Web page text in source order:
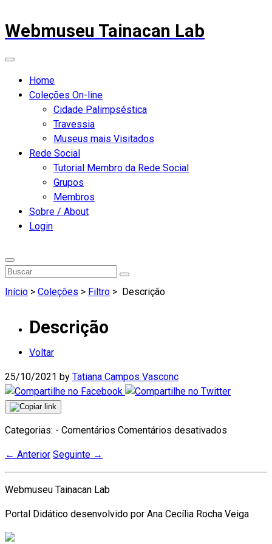
Webmuseu Tainacan Lab
Home
Coleções On-line
Cidade Palimpséstica
Travessia
Museus mais Visitados
Rede Social
Tutorial Membro da Rede Social
Grupos
Membros
Sobre / About
Login
Início > Coleções > Filtro > Descrição
Descrição
Voltar
25/10/2021 by Tatiana Campos Vasconc
Categorias: - Comentários Comentários desativados
← Anterior Seguinte →
Webmuseu Tainacan Lab
Portal Didático desenvolvido por Ana Cecília Rocha Veiga